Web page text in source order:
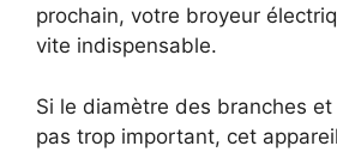
prochain, votre broyeur
vite indispensable.
Si le diamètre des branches et
pas trop important, cet